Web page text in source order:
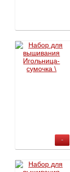
-